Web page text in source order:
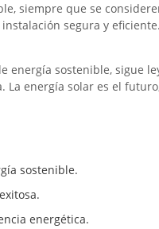
siempre que se
segura y
sostenible, sigue
energía solar es el
sostenible.
energética.